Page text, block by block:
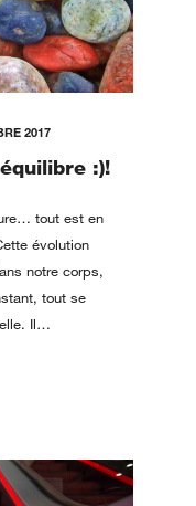
2017
:)!
tout est en
évolution
notre corps,
tout se
Il…